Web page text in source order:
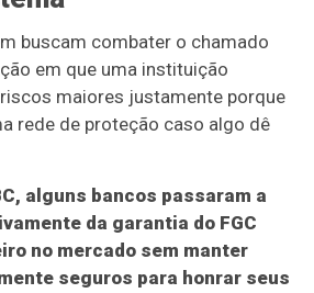
buscam combater o chamado
em que uma instituição
maiores justamente porque
rede de proteção caso algo dê
alguns bancos passaram a
da garantia do FGC
no mercado sem manter
seguros para honrar seus